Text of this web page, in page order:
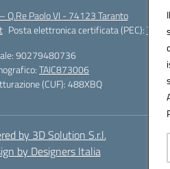
Q.Re Paolo VI - 74123 Taranto
Posta elettronica certificata (PEC):
90279480736
TAIC873006
(CUF): 488XBQ
by 3D Solution S.r.l.
by Designers Italia